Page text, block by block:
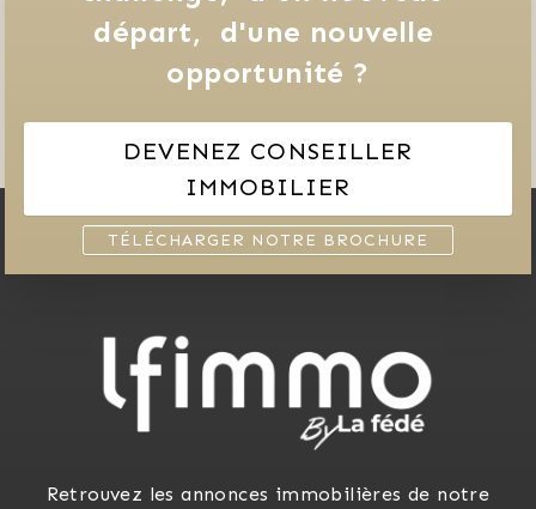
départ,
d'une nouvelle
opportunité ?
DEVENEZ CONSEILLER
IMMOBILIER
TÉLÉCHARGER NOTRE BROCHURE
Retrouvez les annonces immobilières de notre